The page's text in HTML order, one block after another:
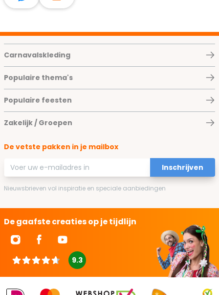
Carnavalskleding
Populaire thema's
Populaire feesten
Zakelijk / Groepen
De vetste pakken in je mailbox
E-mailadres
Inschrijven
Nieuwsbrieven vol inspiratie en speciale aanbiedingen
De gaafste creaties op je tijdlijn
9.3